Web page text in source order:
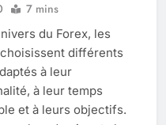
7 mins
du Forex, les
différents
à leur
à leur temps
et à leurs objectifs.